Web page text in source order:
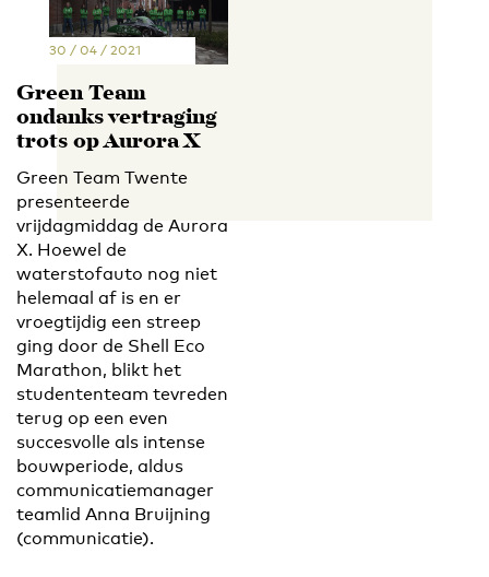
30 / 04 / 2021
Green Team
ondanks vertraging
trots op Aurora X
Green Team Twente
presenteerde
vrijdagmiddag de Aurora
X. Hoewel de
waterstofauto nog niet
helemaal af is en er
vroegtijdig een streep
ging door de Shell Eco
Marathon, blikt het
studententeam tevreden
terug op een even
succesvolle als intense
bouwperiode, aldus
communicatiemanager
teamlid Anna Bruijning
(communicatie).